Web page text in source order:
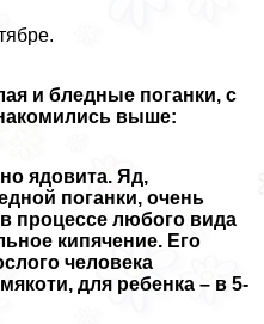
и бледные поганки, с
выше:
ядовита. Яд,
поганки, очень
процессе любого вида
кипячение. Его
человека
для ребенка – в 5-